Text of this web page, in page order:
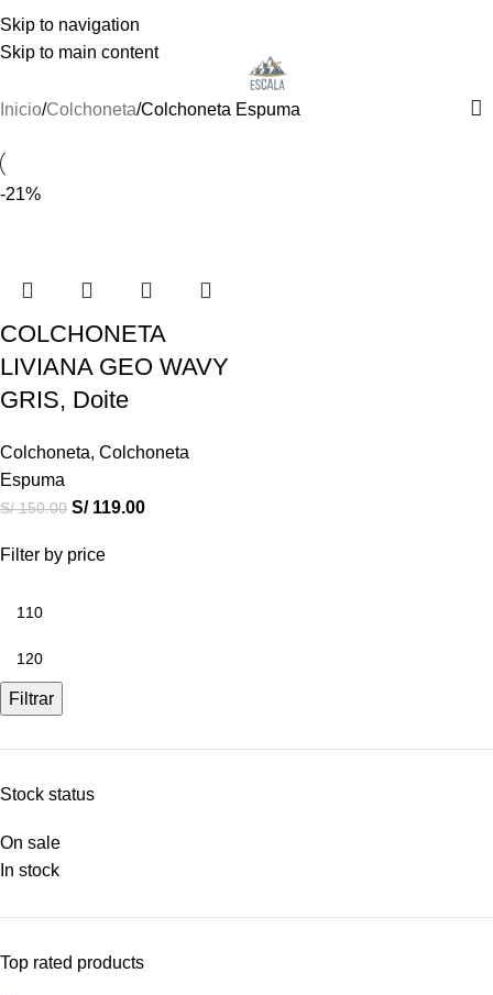
Skip to navigation
Skip to main content
NUEVOS INGRESOS COLUMBIA, DOITE Y OSPREY
Colchoneta Espuma
Filter by price
Filtrar
Stock status
On sale
In stock
Top rated products
Inicio Colchoneta Colchoneta Espuma
-21%
COLCHONETA
LIVIANA GEO WAVY
GRIS, Doite
Colchoneta, Colchoneta
Espuma
S/150.00 S/119.00